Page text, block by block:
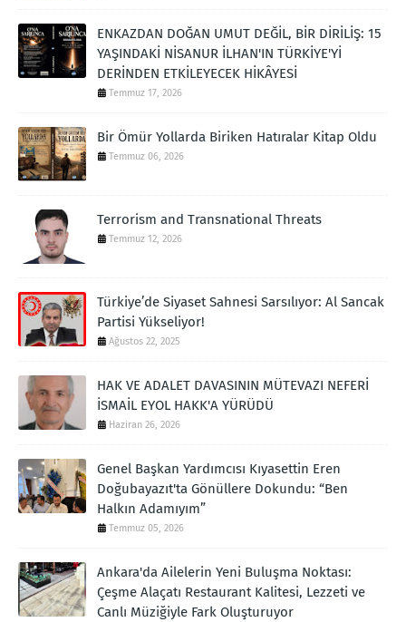
ENKAZDAN DOĞAN UMUT DEĞİL, BİR DİRİLİŞ: 15
YAŞINDAKİ NİSANUR İLHAN'IN TÜRKİYE'Yİ
DERİNDEN ETKİLEYECEK HİKÂYESİ
Temmuz 17, 2026
Bir Ömür Yollarda Biriken Hatıralar Kitap Oldu
Temmuz 06, 2026
Terrorism and Transnational Threats
Temmuz 12, 2026
Türkiye’de Siyaset Sahnesi Sarsılıyor: Al Sancak
Partisi Yükseliyor!
Ağustos 22, 2025
HAK VE ADALET DAVASININ MÜTEVAZI NEFERİ
İSMAİL EYOL HAKK'A YÜRÜDÜ
Haziran 26, 2026
Genel Başkan Yardımcısı Kıyasettin Eren
Doğubayazıt'ta Gönüllere Dokundu: “Ben
Halkın Adamıyım”
Temmuz 05, 2026
Ankara'da Ailelerin Yeni Buluşma Noktası:
Çeşme Alaçatı Restaurant Kalitesi, Lezzeti ve
Canlı Müziğiyle Fark Oluşturuyor